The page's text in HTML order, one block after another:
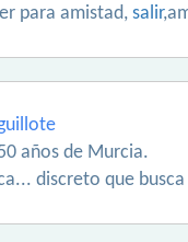
para amistad, salir
años de Murcia.
discreto que